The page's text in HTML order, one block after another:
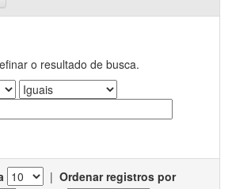
o resultado de busca.
| Ordenar registros por